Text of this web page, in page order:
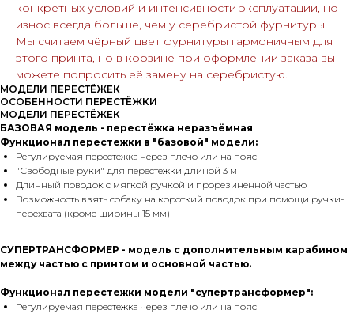
конкретных условий и интенсивности эксплуатации, но
износ всегда больше, чем у серебристой фурнитуры.
Мы считаем чёрный цвет фурнитуры гармоничным для
этого принта, но в корзине при оформлении заказа вы
можете попросить её замену на серебристую.
МОДЕЛИ ПЕРЕСТЁЖЕК
ОСОБЕННОСТИ ПЕРЕСТЁЖКИ
МОДЕЛИ ПЕРЕСТЁЖЕК
БАЗОВАЯ модель - перестёжка неразъёмная
Функционал перестежки в "базовой" модели:
Регулируемая перестежка через плечо или на пояс
"Свободные руки" для перестежки длиной 3 м
Длинный поводок с мягкой ручкой и прорезиненной частью
Возможность взять собаку на короткий поводок при помощи ручки-
перехвата (кроме ширины 15 мм)
СУПЕРТРАНСФОРМЕР - модель с дополнительным карабином
между частью с принтом и основной частью.
Функционал перестежки модели "супертрансформер":
Регулируемая перестежка через плечо или на пояс